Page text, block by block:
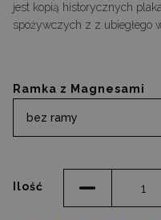
jest kopią historycznych
spożywczych z z ubiegłego
Ramka z Magnesami
bez ramy
Ilość